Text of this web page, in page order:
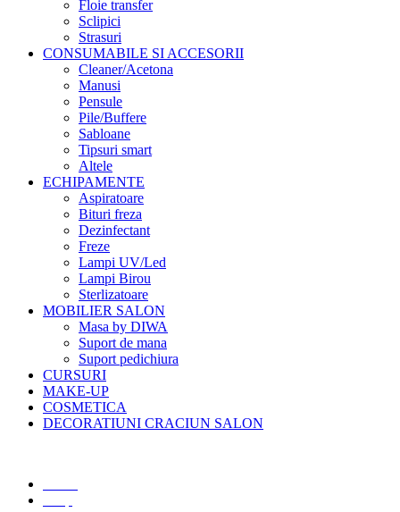
Floie transfer
Sclipici
Strasuri
CONSUMABILE SI ACCESORII
Cleaner/Acetona
Manusi
Pensule
Pile/Buffere
Sabloane
Tipsuri smart
Altele
ECHIPAMENTE
Aspiratoare
Bituri freza
Dezinfectant
Freze
Lampi UV/Led
Lampi Birou
Sterlizatoare
MOBILIER SALON
Masa by DIWA
Suport de mana
Suport pedichiura
CURSURI
MAKE-UP
COSMETICA
DECORATIUNI CRACIUN SALON